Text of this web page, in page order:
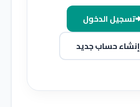
تسجيل الدخول
إنشاء حساب جديد